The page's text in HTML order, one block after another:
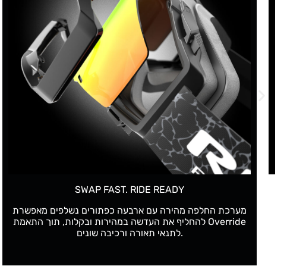
LOCKED-IN HELMET GRIP
למסכה רצועה מתכווננת בעובי 45 מ"מ כוללת אחיזה מסיליקון